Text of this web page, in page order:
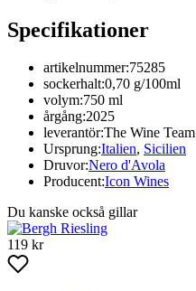
Specifikationer
artikelnummer:75285
sockerhalt:0,70 g/100ml
volym:750 ml
årgång:2025
leverantör:The Wine Team
Ursprung:Italien, Sicilien
Druvor:Nero d'Avola
Producent:Icon Wines
Du kanske också gillar
119 kr